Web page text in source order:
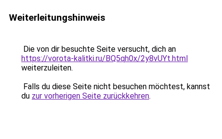
Weiterleitungshinweis
Die von dir besuchte Seite versucht, dich an
https://vorota-kalitki.ru/BQ5qh0x/2y8vUYt.html
weiterzuleiten.
Falls du diese Seite nicht besuchen möchtest, kannst
du zur vorherigen Seite zurückkehren.